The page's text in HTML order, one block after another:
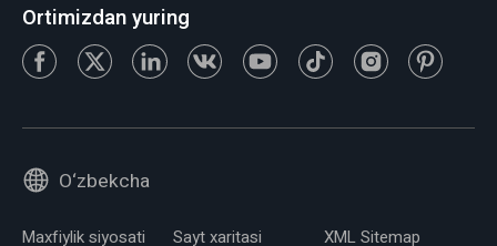
Ortimizdan yuring
O‘zbekcha
Maxfiylik siyosati Sayt xaritasi XML Sitemap